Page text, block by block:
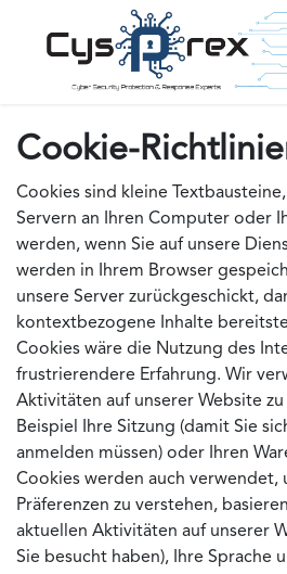
Zum Inhalt springen
Cookie-
Cookies sind kleine
Servern an Ihren Computer oder
werden, wenn Sie auf unsere
werden in Ihrem Browser
unsere Server zurückgeschickt,
kontextbezogene Inhalte
Cookies wäre die Nutzung des
frustrierendere Erfahrung. Wir
Aktivitäten auf unserer Website
Beispiel Ihre Sitzung (damit Sie
anmelden müssen) oder Ihren
Cookies werden auch verwendet,
Präferenzen zu verstehen,
aktuellen Aktivitäten auf unserer
Sie besucht haben), Ihre Sprache